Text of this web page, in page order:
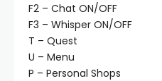
F2 – Chat ON/OFF
F3 – Whisper ON/OFF
T – Quest
U – Menu
P – Personal Shops